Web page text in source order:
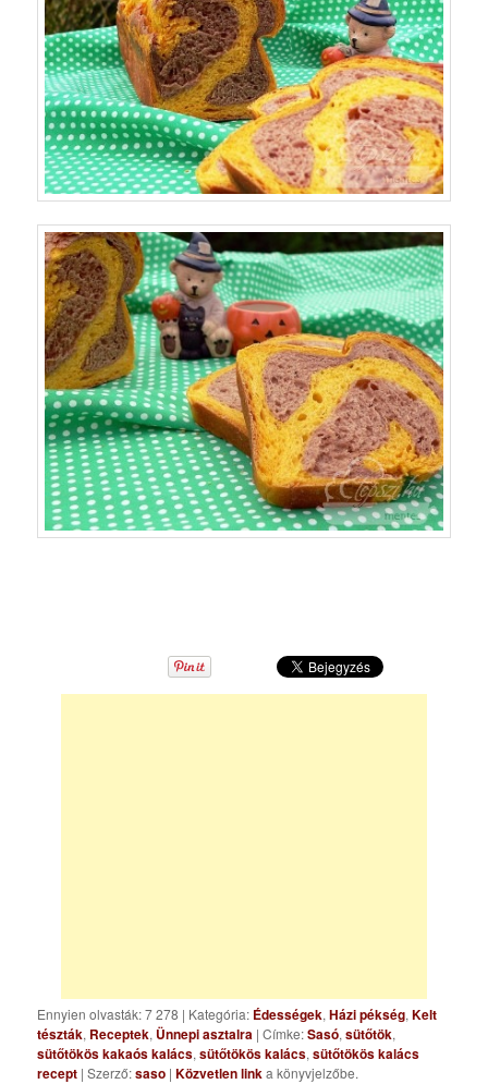
Ennyien olvasták: 7 278 | Kategória: Édességek,Házi pékség,Kelt
tészták, Receptek, Ünnepi asztalra | Címke:Sasó,sütőtök,
sütőtökös kakaós kalács,sütőtökös kalács,sütőtökös kalács
recept | Szerző:saso |Közvetlen linka könyvjelzőbe.